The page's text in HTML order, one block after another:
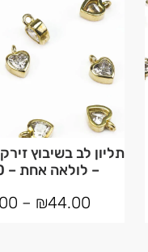
– לולאה אחת – 10 יחידות
₪44.00
–